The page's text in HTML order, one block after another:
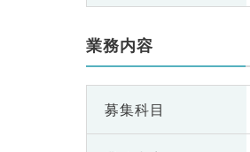
業務内容
募集科目